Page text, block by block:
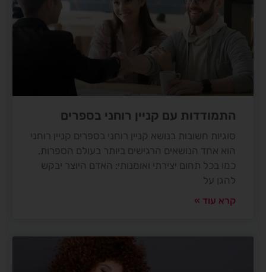
התמודדות עם קניין רוחני בספרים
סוגיות חשובות בנושא קניין רוחני בספרים קניין רוחני
הוא אחד הנושאים הרגישים ביותר בעולם הספרות,
כמו בכל תחום יצירתי ואומנותי: האדם היוצר יבקש
להגן על
קרא עוד »